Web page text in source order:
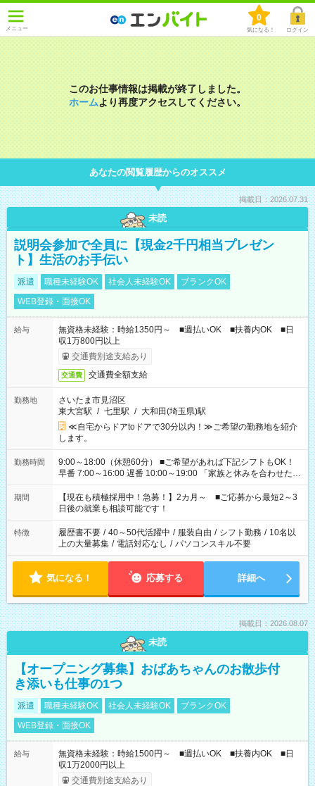
メニュー
0
気になる！ ログイン
このお仕事情報は掲載が終了しました。
ホームより再度アクセスしてください。
あなたの閲覧履歴からのオススメ
掲載日：2026.07.31
未読
説明会参加で全員に【現金2千円相当プレゼン
ト】生活のお手伝い
派遣 職種未経験OK 社会人未経験OK
ブランクOK
WEB登録・面接OK
給与
無資格未経験：時給1350円～ ■週払いOK ■扶養内OK ■日
収1万800円以上
交通費別途支給あり
交通費 交通費全額支給
勤務地
さいたま市見沼区
東大宮駅 / 七里駅 / 大和田(埼玉県)駅
≪自宅からドアtoドアで30分以内！≫ご希望の勤務地を紹介
します。
勤務時間
9:00～18:00（休憩60分） ■ご希望があれば下記シフトもOK！
早番 7:00～16:00 遅番 10:00～19:00 「家族と休みを合わせた
い」 「余裕を持って夕飯の準備がしたい」 「できれば残業はし
たくない」 など、ご希望を教えてくださいね。 ※Wワーク希望
の方へ 今ご覧のお仕事で希望する勤務時間と、もう1つのお仕事
の勤務時間。 合計で週40時間を超える場合は応募できません。
期間
【現在も積極採用中！急募！】2カ月～ ■ご応募から最短2～3
日後の就業も相談可能です！
特徴 履歴書不要 / 40～50代活躍中 / 服装自由 / シフト勤務 / 10名以
上の大量募集 / 電話対応なし / パソコンスキル不要
気になる！ 応募する 詳細へ
掲載日：2026.08.07
未読
【オープニング募集】おばあちゃんのお散歩付
き添いも仕事の1つ
派遣 職種未経験OK 社会人未経験OK
ブランクOK
WEB登録・面接OK
給与
無資格未経験：時給1500円～ ■週払いOK ■扶養内OK ■日
収1万2000円以上
交通費別途支給あり